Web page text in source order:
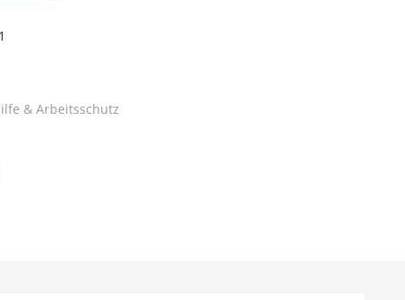
& Arbeitsschutz